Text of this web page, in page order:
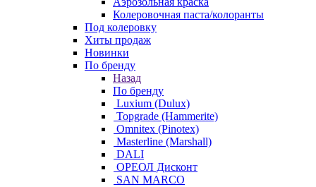
Колеровочная паста/колоранты
Под колеровку
Хиты продаж
Новинки
По бренду
Назад
По бренду
Luxium (Dulux)
Topgrade (Hammerite)
Omnitex (Pinotex)
Masterline (Marshall)
DALI
ОРЕОЛ Дисконт
SAN MARCO